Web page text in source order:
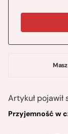
Artykuł pojawił
Przyjemność w